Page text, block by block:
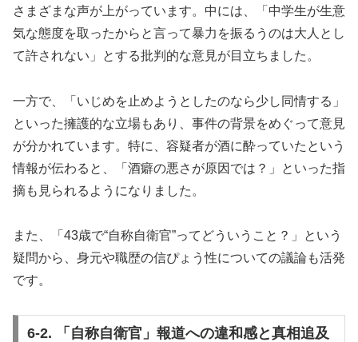
さまざまな声が上がっています。中には、「中学生が生意
気な態度を取ったからと言って暴力を振るうのは大人とし
て許されない」とする批判的な意見が目立ちました。
一方で、「いじめを止めようとしたのなら少し同情する」
といった擁護的な立場もあり、事件の背景をめぐって意見
が分かれています。特に、容疑者が酒に酔っていたという
情報が伝わると、「酒癖の悪さが原因では？」といった指
摘も見られるようになりました。
また、「43歳で“自称自衛官”ってどういうこと？」という
疑問から、身元や職歴の信ぴょう性についての議論も活発
です。
6-2. 「自称自衛官」報道への違和感と真相追及